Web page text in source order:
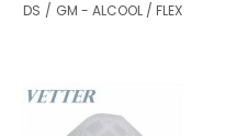
DS / GM - ALCOOL / FLEX